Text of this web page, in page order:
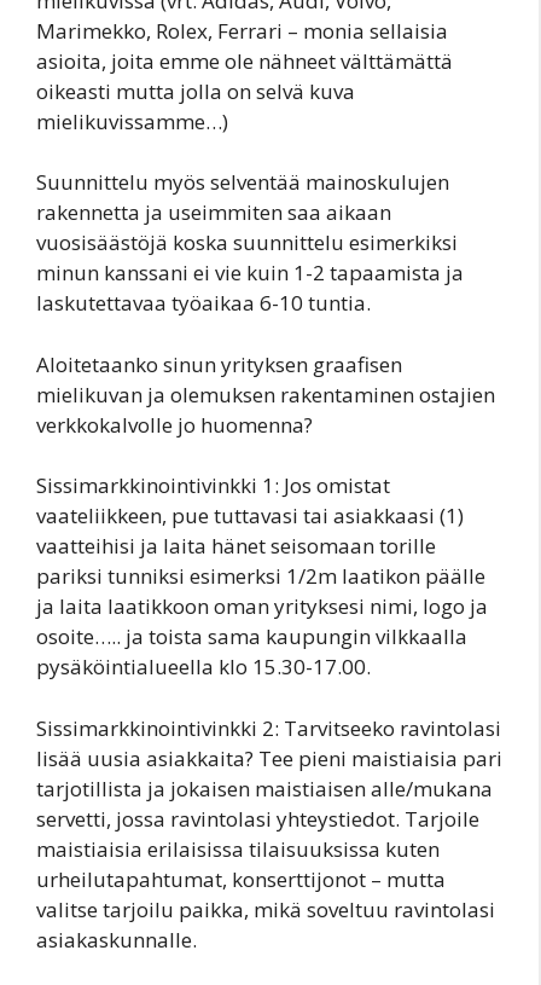
Marimekko, Rolex, Ferrari – monia sellaisia
asioita, joita emme ole nähneet välttämättä
oikeasti mutta jolla on selvä kuva
mielikuvissamme…)
Suunnittelu myös selventää mainoskulujen
rakennetta ja useimmiten saa aikaan
vuosisäästöjä koska suunnittelu esimerkiksi
minun kanssani ei vie kuin 1-2 tapaamista ja
laskutettavaa työaikaa 6-10 tuntia.
Aloitetaanko sinun yrityksen graafisen
mielikuvan ja olemuksen rakentaminen ostajien
verkkokalvolle jo huomenna?
Sissimarkkinointivinkki 1: Jos omistat
vaateliikkeen, pue tuttavasi tai asiakkaasi (1)
vaatteihisi ja laita hänet seisomaan torille
pariksi tunniksi esimerksi 1/2m laatikon päälle
ja laita laatikkoon oman yrityksesi nimi, logo ja
osoite….. ja toista sama kaupungin vilkkaalla
pysäköintialueella klo 15.30-17.00.
Sissimarkkinointivinkki 2: Tarvitseeko ravintolasi
lisää uusia asiakkaita? Tee pieni maistiaisia pari
tarjotillista ja jokaisen maistiaisen alle/mukana
servetti, jossa ravintolasi yhteystiedot. Tarjoile
maistiaisia erilaisissa tilaisuuksissa kuten
urheilutapahtumat, konserttijonot – mutta
valitse tarjoilu paikka, mikä soveltuu ravintolasi
asiakaskunnalle.